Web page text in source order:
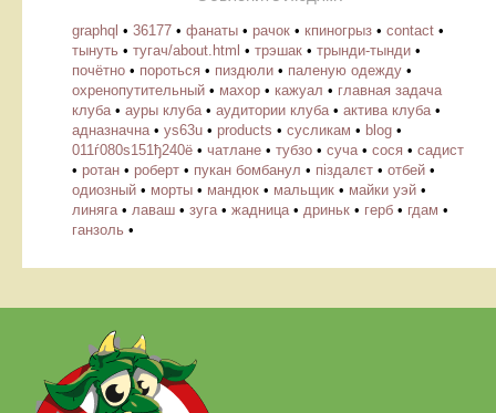
graphql • 36177 • фанаты • рачок • кпиногрыз • contact •
тынуть • тугач/about.html • трэшак • трынди-тынди •
почётно • пороться • пиздюли • паленую одежду •
охренопутительный • махор • кажуал • главная задача
клуба • ауры клуба • аудитории клуба • актива клуба •
адназначна • ys63u • products • cусликам • blog •
011ѓ080ѕ151ђ240ё • чатлане • тубзо • суча • сося • садист
• ротан • роберт • пукан бомбанул • піздалєт • отбей •
одиозный • морты • мандюк • мальщик • майки уэй •
линяга • лаваш • зуга • жадница • дриньк • герб • гдам •
ганзоль •